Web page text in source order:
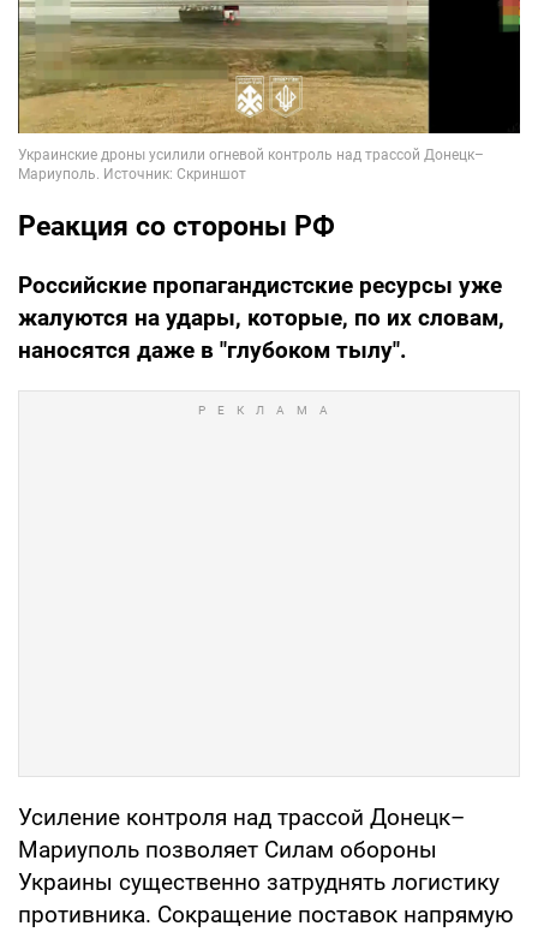
Реакция со стороны РФ
Российские пропагандистские ресурсы уже
жалуются на удары, которые, по их словам,
наносятся даже в "глубоком тылу".
Усиление контроля над трассой Донецк–
Мариуполь позволяет Силам обороны
Украины существенно затруднять логистику
противника. Сокращение поставок напрямую